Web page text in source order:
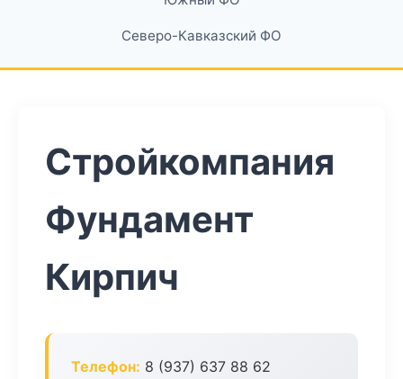
Северо-Кавказский ФО
Стройкомпания
Фундамент
Кирпич
Телефон: 8 (937) 637 88 62